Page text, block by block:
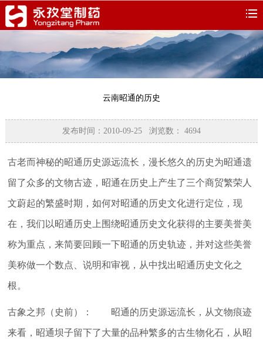
云南昭通的历史
发布时间：2010-09-25 浏览数： 4694
古老而神秘的昭通历史源远流长，漫长悠久的历史为昭通遗
留了众多的文物古迹，昭通在历史上产生了三个商贸繁荣人
文蔚起的繁盛时期，如何对昭通的历史文化进行定位，现
在，我们以昭通历史上围绕昭通历史文化获得的主要美誉美
称为重点，来简要回顾一下昭通的历史轨迹，并对这些美誉
美称做一个数点、说明和审视，从中找出昭通历史文化之
根。
古象之邦（史前）： 昭通的历史源远流长，从文物痕迹
来看，昭通坝子留下了大量的品种繁多的古生物化石，从昭